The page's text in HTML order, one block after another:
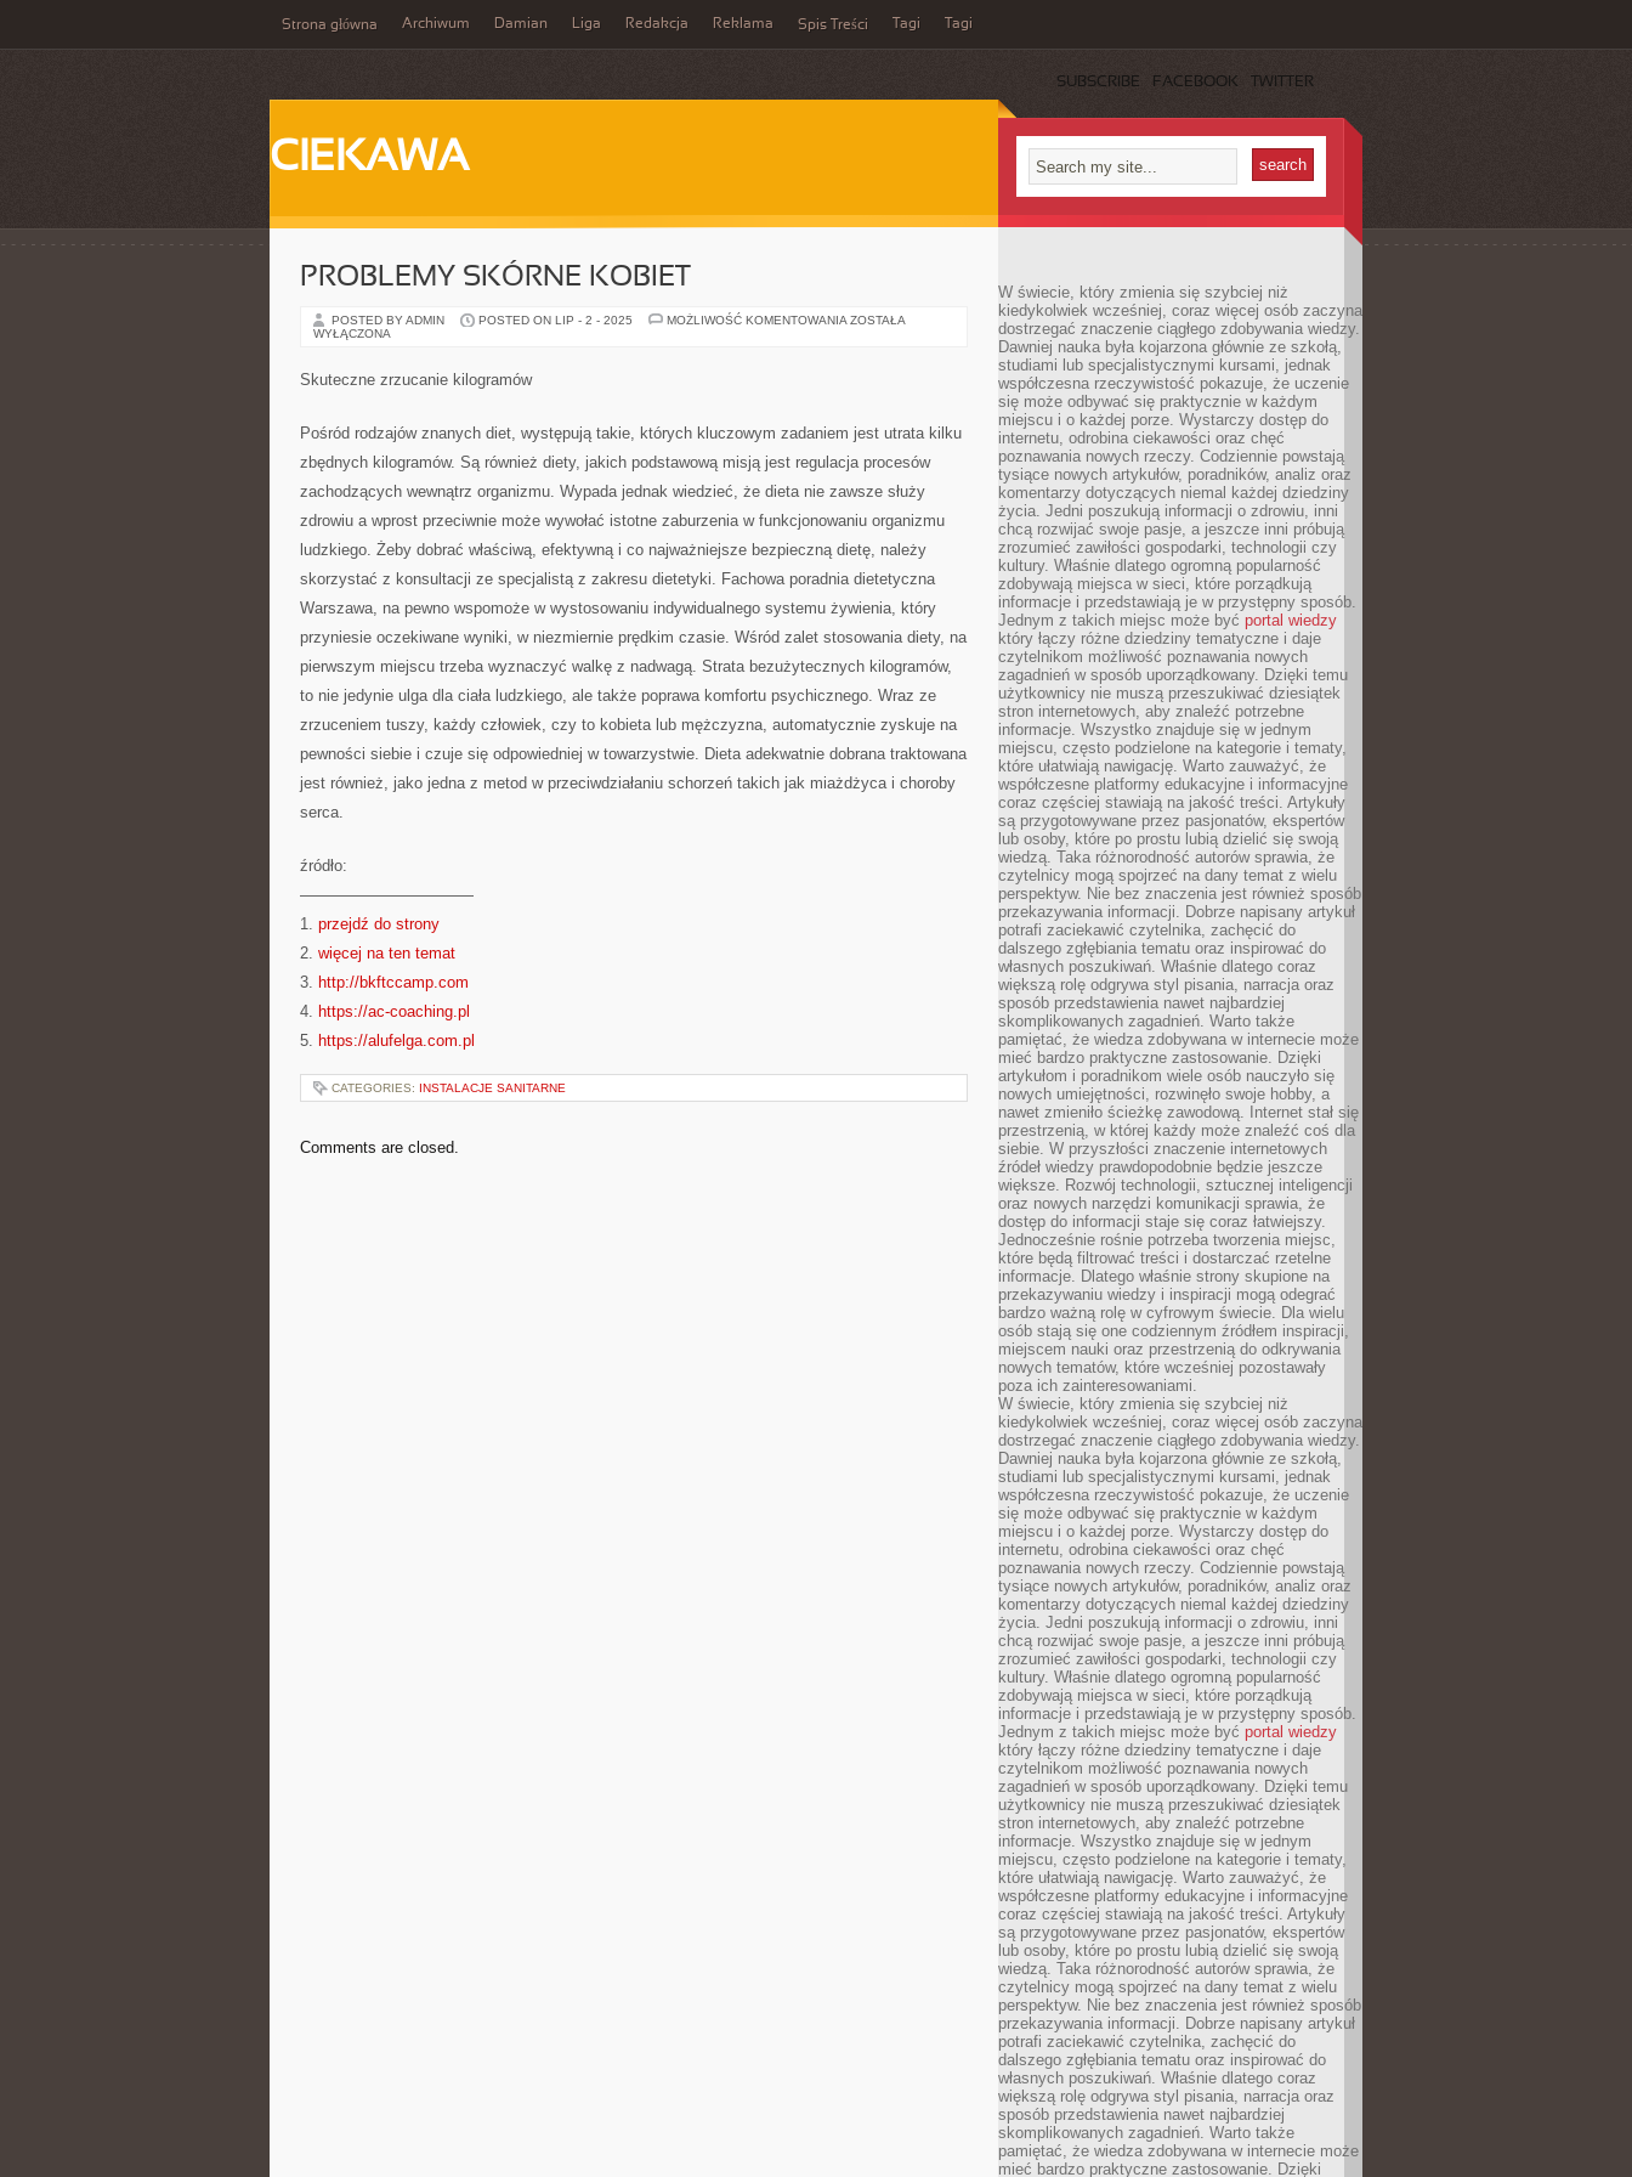
Strona główna Archiwum Damian Liga Redakcja Reklama Spis Treści Tagi Tagi
SUBSCRIBE FACEBOOK TWITTER
CIEKAWA
PROBLEMY SKÓRNE KOBIET
POSTED BY ADMIN POSTED ON LIP - 2 - 2025 MOŻLIWOŚĆ KOMENTOWANIA PROBLEMY
ZOSTAŁA
WYŁĄCZONA
Skuteczne zrzucanie kilogramów
Pośród rodzajów znanych diet, występują takie, których kluczowym zadaniem jest utrata kilku
zbędnych kilogramów. Są również diety, jakich podstawową misją jest regulacja procesów
zachodzących wewnątrz organizmu. Wypada jednak wiedzieć, że dieta nie zawsze służy
zdrowiu a wprost przeciwnie może wywołać istotne zaburzenia w funkcjonowaniu organizmu
ludzkiego. Żeby dobrać właściwą, efektywną i co najważniejsze bezpieczną dietę, należy
skorzystać z konsultacji ze specjalistą z zakresu dietetyki. Fachowa poradnia dietetyczna
Warszawa, na pewno wspomoże w wystosowaniu indywidualnego systemu żywienia, który
przyniesie oczekiwane wyniki, w niezmiernie prędkim czasie. Wśród zalet stosowania diety, na
pierwszym miejscu trzeba wyznaczyć walkę z nadwagą. Strata bezużytecznych kilogramów,
to nie jedynie ulga dla ciała ludzkiego, ale także poprawa komfortu psychicznego. Wraz ze
zrzuceniem tuszy, każdy człowiek, czy to kobieta lub mężczyzna, automatycznie zyskuje na
pewności siebie i czuje się odpowiedniej w towarzystwie. Dieta adekwatnie dobrana traktowana
jest również, jako jedna z metod w przeciwdziałaniu schorzeń takich jak miażdżyca i choroby
serca.
źródło:
———————————
1. przejdź do strony
2. więcej na ten temat
3. http://bkftccamp.com
4. https://ac-coaching.pl
5. https://alufelga.com.pl
CATEGORIES: INSTALACJE SANITARNE
Comments are closed.
W świecie, który zmienia się szybciej niż
kiedykolwiek wcześniej, coraz więcej osób zaczyna
dostrzegać znaczenie ciągłego zdobywania wiedzy.
Dawniej nauka była kojarzona głównie ze szkołą,
studiami lub specjalistycznymi kursami, jednak
współczesna rzeczywistość pokazuje, że uczenie
się może odbywać się praktycznie w każdym
miejscu i o każdej porze. Wystarczy dostęp do
internetu, odrobina ciekawości oraz chęć
poznawania nowych rzeczy. Codziennie powstają
tysiące nowych artykułów, poradników, analiz oraz
komentarzy dotyczących niemal każdej dziedziny
życia. Jedni poszukują informacji o zdrowiu, inni
chcą rozwijać swoje pasje, a jeszcze inni próbują
zrozumieć zawiłości gospodarki, technologii czy
kultury. Właśnie dlatego ogromną popularność
zdobywają miejsca w sieci, które porządkują
informacje i przedstawiają je w przystępny sposób.
Jednym z takich miejsc może być portal wiedzy
który łączy różne dziedziny tematyczne i daje
czytelnikom możliwość poznawania nowych
zagadnień w sposób uporządkowany. Dzięki temu
użytkownicy nie muszą przeszukiwać dziesiątek
stron internetowych, aby znaleźć potrzebne
informacje. Wszystko znajduje się w jednym
miejscu, często podzielone na kategorie i tematy,
które ułatwiają nawigację. Warto zauważyć, że
współczesne platformy edukacyjne i informacyjne
coraz częściej stawiają na jakość treści. Artykuły
są przygotowywane przez pasjonatów, ekspertów
lub osoby, które po prostu lubią dzielić się swoją
wiedzą. Taka różnorodność autorów sprawia, że
czytelnicy mogą spojrzeć na dany temat z wielu
perspektyw. Nie bez znaczenia jest również sposób
przekazywania informacji. Dobrze napisany artykuł
potrafi zaciekawić czytelnika, zachęcić do
dalszego zgłębiania tematu oraz inspirować do
własnych poszukiwań. Właśnie dlatego coraz
większą rolę odgrywa styl pisania, narracja oraz
sposób przedstawienia nawet najbardziej
skomplikowanych zagadnień. Warto także
pamiętać, że wiedza zdobywana w internecie może
mieć bardzo praktyczne zastosowanie. Dzięki
artykułom i poradnikom wiele osób nauczyło się
nowych umiejętności, rozwinęło swoje hobby, a
nawet zmieniło ścieżkę zawodową. Internet stał się
przestrzenią, w której każdy może znaleźć coś dla
siebie. W przyszłości znaczenie internetowych
źródeł wiedzy prawdopodobnie będzie jeszcze
większe. Rozwój technologii, sztucznej inteligencji
oraz nowych narzędzi komunikacji sprawia, że
dostęp do informacji staje się coraz łatwiejszy.
Jednocześnie rośnie potrzeba tworzenia miejsc,
które będą filtrować treści i dostarczać rzetelne
informacje. Dlatego właśnie strony skupione na
przekazywaniu wiedzy i inspiracji mogą odegrać
bardzo ważną rolę w cyfrowym świecie. Dla wielu
osób stają się one codziennym źródłem inspiracji,
miejscem nauki oraz przestrzenią do odkrywania
nowych tematów, które wcześniej pozostawały
poza ich zainteresowaniami.
W świecie, który zmienia się szybciej niż
kiedykolwiek wcześniej, coraz więcej osób zaczyna
dostrzegać znaczenie ciągłego zdobywania wiedzy.
Dawniej nauka była kojarzona głównie ze szkołą,
studiami lub specjalistycznymi kursami, jednak
współczesna rzeczywistość pokazuje, że uczenie
się może odbywać się praktycznie w każdym
miejscu i o każdej porze. Wystarczy dostęp do
internetu, odrobina ciekawości oraz chęć
poznawania nowych rzeczy. Codziennie powstają
tysiące nowych artykułów, poradników, analiz oraz
komentarzy dotyczących niemal każdej dziedziny
życia. Jedni poszukują informacji o zdrowiu, inni
chcą rozwijać swoje pasje, a jeszcze inni próbują
zrozumieć zawiłości gospodarki, technologii czy
kultury. Właśnie dlatego ogromną popularność
zdobywają miejsca w sieci, które porządkują
informacje i przedstawiają je w przystępny sposób.
Jednym z takich miejsc może być portal wiedzy
który łączy różne dziedziny tematyczne i daje
czytelnikom możliwość poznawania nowych
zagadnień w sposób uporządkowany. Dzięki temu
użytkownicy nie muszą przeszukiwać dziesiątek
stron internetowych, aby znaleźć potrzebne
informacje. Wszystko znajduje się w jednym
miejscu, często podzielone na kategorie i tematy,
które ułatwiają nawigację. Warto zauważyć, że
współczesne platformy edukacyjne i informacyjne
coraz częściej stawiają na jakość treści. Artykuły
są przygotowywane przez pasjonatów, ekspertów
lub osoby, które po prostu lubią dzielić się swoją
wiedzą. Taka różnorodność autorów sprawia, że
czytelnicy mogą spojrzeć na dany temat z wielu
perspektyw. Nie bez znaczenia jest również sposób
przekazywania informacji. Dobrze napisany artykuł
potrafi zaciekawić czytelnika, zachęcić do
dalszego zgłębiania tematu oraz inspirować do
własnych poszukiwań. Właśnie dlatego coraz
większą rolę odgrywa styl pisania, narracja oraz
sposób przedstawienia nawet najbardziej
skomplikowanych zagadnień. Warto także
pamiętać, że wiedza zdobywana w internecie może
mieć bardzo praktyczne zastosowanie. Dzięki